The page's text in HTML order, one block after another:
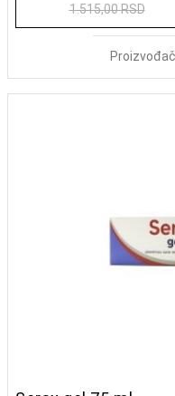
1.515,00 RSD